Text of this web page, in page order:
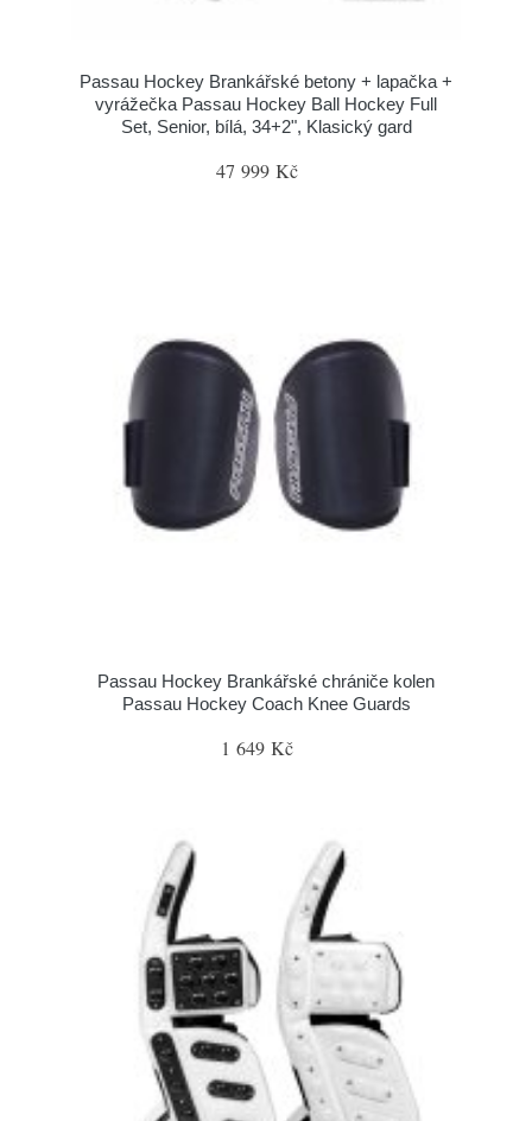
Passau Hockey Brankářské betony + lapačka +
vyrážečka Passau Hockey Ball Hockey Full
Set, Senior, bílá, 34+2", Klasický gard
47 999 Kč
Passau Hockey Brankářské chrániče kolen
Passau Hockey Coach Knee Guards
1 649 Kč